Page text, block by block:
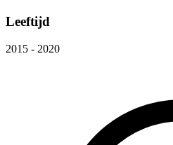
Leeftijd
2015 - 2020